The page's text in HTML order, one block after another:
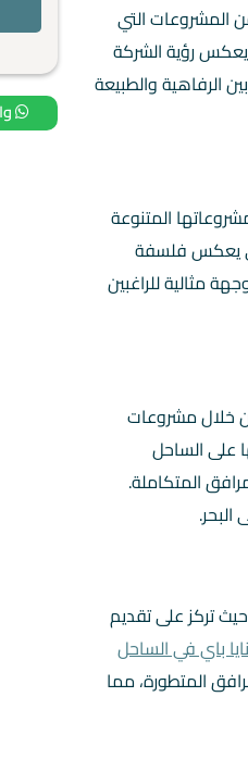
المشروعات التي
رؤية الشركة
الرفاهية والطبيعة
المتنوعة
يعكس فلسفة
مثالية للراغبين
خلال مشروعات
على الساحل
المتكاملة.
تركز على تقديم
باي في الساحل
المتطورة، مما